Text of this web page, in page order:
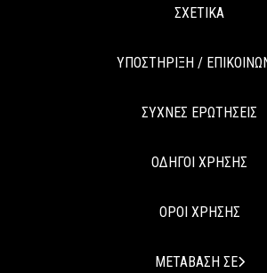
ΣΧΕΤΙΚΑ
ΥΠΟΣΤΗΡΙΞΗ /
ΣΥΧΝΕΣ ΕΡΩΤΗΣΕΙΣ
ΟΔΗΓΟΙ ΧΡΗΣΗΣ
ΟΡΟΙ ΧΡΗΣΗΣ
ΜΕΤΑΒΑΣΗ ΣΕ